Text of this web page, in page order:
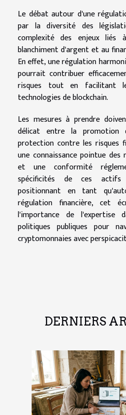
Le débat autour d'une
par la diversité des
complexité des enjeux liés
blanchiment d'argent et au
En effet, une régulation
pourrait contribuer
risques tout en facilitant
technologies de blockchain.
Les mesures à prendre
délicat entre la
protection contre les risques
une connaissance pointue des
et une conformité
spécificités de ces actifs
positionnant en tant
régulation financière, cet
l'importance de l'expertise
politiques publiques pour
cryptomonnaies avec
DERNIERS